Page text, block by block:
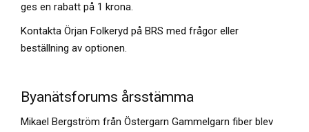
ges en rabatt på 1 krona.
Kontakta Örjan Folkeryd på BRS med frågor eller
beställning av optionen.
Byanätsforums årsstämma
Mikael Bergström från Östergarn Gammelgarn fiber blev